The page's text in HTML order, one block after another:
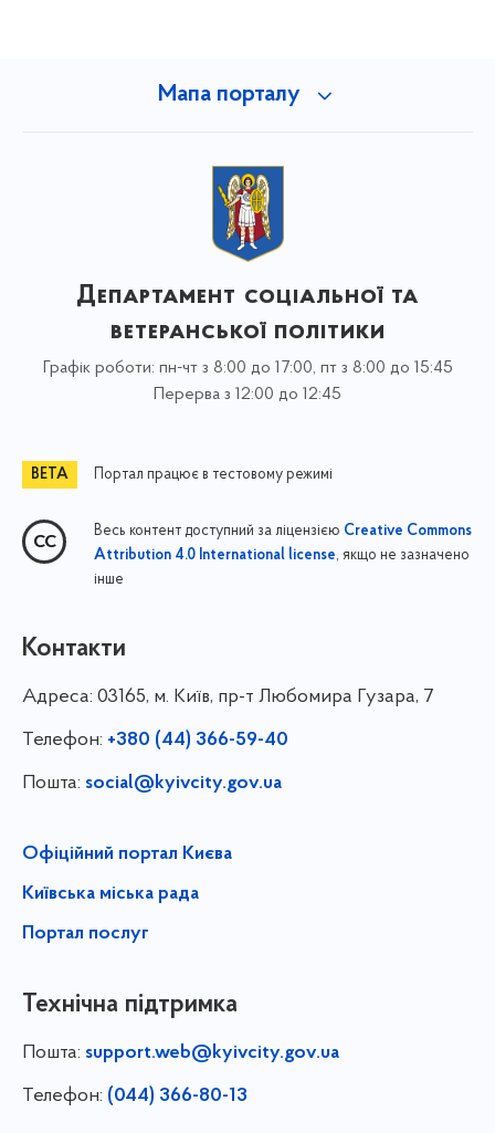
Мапа порталу
Департамент соціальної та
ветеранської політики
Графік роботи: пн-чт з 8:00 до 17:00, пт з 8:00 до 15:45
Перерва з 12:00 до 12:45
Портал працює в тестовому режимі
Весь контент доступний за ліцензією Creative Commons
Attribution 4.0 International license, якщо не зазначено
інше
Контакти
Адреса: 03165, м. Київ, пр-т Любомира Гузара, 7
Телефон: +380 (44) 366-59-40
Пошта: social@kyivcity.gov.ua
Офіційний портал Києва
Київська міська рада
Портал послуг
Технічна підтримка
Пошта: support.web@kyivcity.gov.ua
Телефон: (044) 366-80-13